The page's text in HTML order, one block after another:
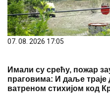
07. 08. 2026 17:05
Имали су срећу, пожар
праговима: И даље
ватреном стихијом код